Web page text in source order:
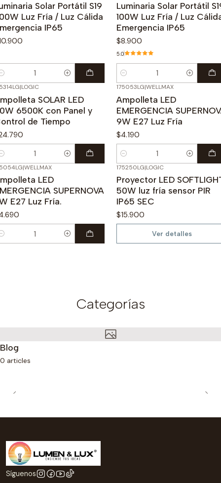
Solar Portátil S19
Luz Fría / Luz Cálida
IP65
Luminaria Solar Portátil
100W Luz Fría / Luz
Emergencia IP65
$8.900
5.0
Cantidad
|LOGIC
SOLAR LED
6500K con Panel y
de Tiempo
175053LG|WELLMAX
Ampolleta LED
EMERGENCIA
9W E27 Luz Fría
$4.190
Cantidad
|WELLMAX
LED
SUPERNOVA
E27 Luz Fría.
175250LG|LOGIC
Proyector LED
50W luz fría sensor PIR
IP65 SEC
$15.900
Ver detalles
Categorías
Blog
0 articles
Síguenos